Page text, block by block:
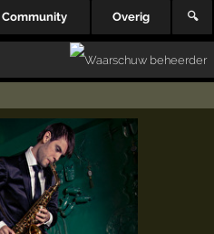
Community Overig 🔍